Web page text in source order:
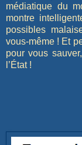
médiatique du
montre
possibles
vous-même ! Et
pour vous
l’État !